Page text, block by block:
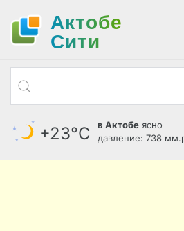
Актобе
Cити
+23°С в Актобе ясно
давление: 738